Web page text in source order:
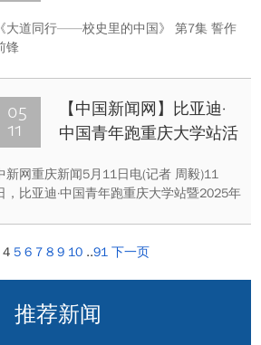
《大道同行——校史里的中国》 第7集 誓作
锋
05
11
【中国新闻网】比亚迪·
中国青年跑重庆大学站活
新网重庆新闻5月11日电(记者 周毅)11
，比亚迪·中国青年跑重庆大学站暨2025年
4 5 6 7 8 9 10 ..91 下一页
推荐新闻